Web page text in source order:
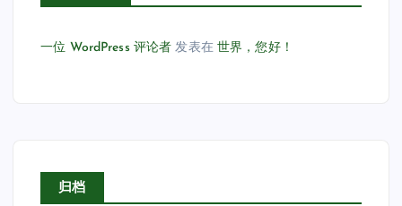
一位 WordPress 评论者 发表在世界，您好！
归档